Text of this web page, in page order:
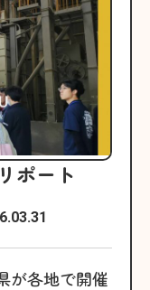
ポート
が各地で開催